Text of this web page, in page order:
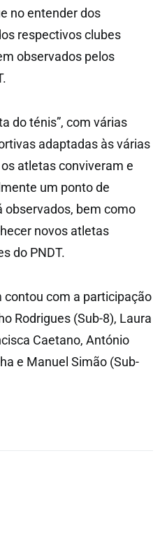
no entender dos
respectivos clubes
observados pelos
do ténis”, com várias
adaptadas às várias
atletas conviveram e
um ponto de
observados, bem como
novos atletas
do PNDT.
contou com a participação
Rodrigues (Sub-8), Laura
Caetano, António
e Manuel Simão (Sub-